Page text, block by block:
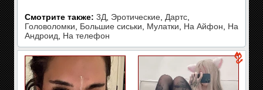
Смотрите также: 3Д Эротические Дартс
Головоломки
Большие сиськи Мулатки На Айфон
На
Андроид
На телефон